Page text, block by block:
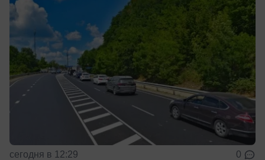
сегодня в 12:29 0